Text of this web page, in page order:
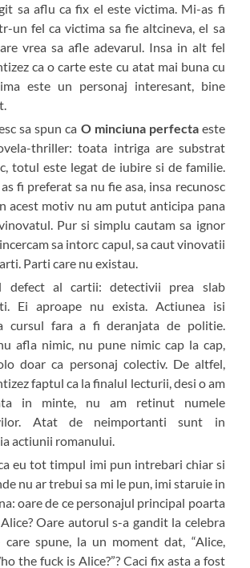
sa aflu ca fix el este victima. Mi-as fi
un fel ca victima sa fie altcineva, el sa
vrea sa afle adevarul. Insa in alt fel
ca o carte este cu atat mai buna cu
este un personaj interesant, bine
sa spun ca O minciuna perfectaeste
thriller: toata intriga are substrat
totul este legat de iubire si de familie.
fi preferat sa nu fie asa, insa recunosc
acest motiv nu am putut anticipa pana
Pur si simplu cautam sa ignor
sa intorc capul, sa caut vinovatii
Parti care nu existau.
defect al cartii: detectivii prea slab
Ei aproape nu exista. Actiunea isi
cursul fara a fi deranjata de politie.
afla nimic, nu pune nimic cap la cap,
doar ca personaj colectiv. De altfel,
faptul ca la finalul lecturii, desi o am
in minte, nu am retinut numele
Atat de neimportanti sunt in
actiunii romanului.
eu tot timpul imi pun intrebari chiar si
nu ar trebui sa mi le pun, imi staruie in
oare de ce personajul principal poarta
Oare autorul s-a gandit la celebra
care spune, la un moment dat, “Alice,
the fuck is Alice?”? Caci fix asta a fost